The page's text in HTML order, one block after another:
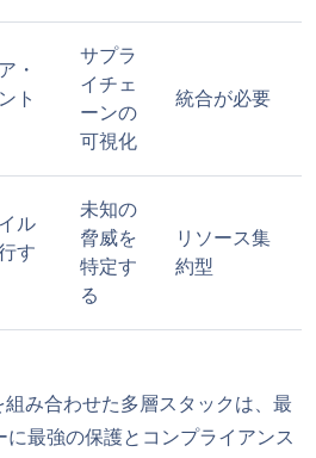
・
ト
サプラ
イチェ
ーンの
可視化
統合が必要
ル
す
未知の
脅威を
特定す
る
リソース集
約型
み合わせた多層スタックは、最
に最強の保護とコンプライアンス